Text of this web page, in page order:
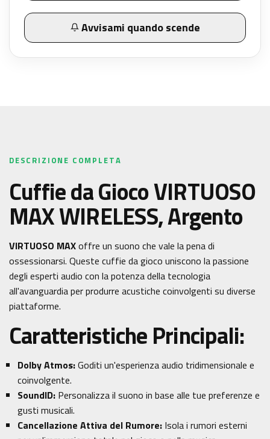
Avvisami quando scende
DESCRIZIONE COMPLETA
Cuffie da Gioco VIRTUOSO
MAX WIRELESS, Argento
VIRTUOSO MAXoffre un suono che vale la pena di
ossessionarsi. Queste cuffie da gioco uniscono la passione
degli esperti audio con la potenza della tecnologia
all'avanguardia per produrre acustiche coinvolgenti su diverse
piattaforme.
Caratteristiche Principali:
Dolby Atmos:Goditi un'esperienza audio tridimensionale e
coinvolgente.
SoundID: Personalizza il suono in base alle tue preferenze e
gusti musicali.
Cancellazione Attiva del Rumore: Isola i rumori esterni